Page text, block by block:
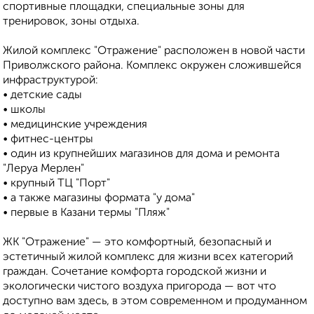
спортивные площадки, специальные зоны для
тренировок, зоны отдыха.
Жилой комплекс "Отражение" расположен в новой части
Приволжского района. Комплекс окружен сложившейся
инфраструктурой:
• детские сады
• школы
• медицинские учреждения
• фитнес-центры
• один из крупнейших магазинов для дома и ремонта
"Леруа Мерлен"
• крупный ТЦ "Порт"
• а также магазины формата "у дома"
• первые в Казани термы "Пляж"
ЖК "Отражение" — это комфортный, безопасный и
эстетичный жилой комплекс для жизни всех категорий
граждан. Сочетание комфорта городской жизни и
экологически чистого воздуха пригорода — вот что
доступно вам здесь, в этом современном и продуманном